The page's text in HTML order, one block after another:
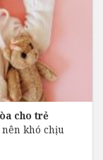
cho trẻ
khó chịu